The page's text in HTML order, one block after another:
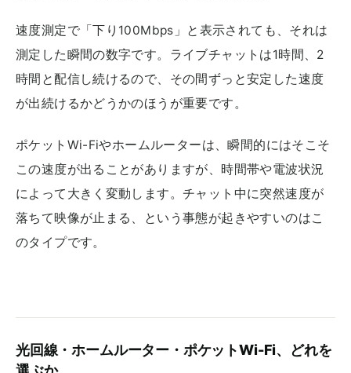
速度測定で「下り100Mbps」と表示されても、それは
測定した瞬間の数字です。ライブチャットは1時間、2
時間と配信し続けるので、その間ずっと安定した速度
が出続けるかどうかのほうが重要です。
ポケットWi-Fiやホームルーターは、瞬間的にはそこそ
この速度が出ることがありますが、時間帯や電波状況
によって大きく変動します。チャット中に突然速度が
落ちて映像が止まる、という事態が起きやすいのはこ
のタイプです。
光回線・ホームルーター・ポケットWi-Fi、どれを